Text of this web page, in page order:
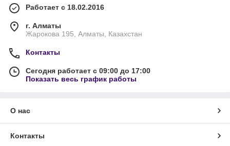
Работает с 18.02.2016
г. Алматы
Жарокова 195, Алматы, Казахстан
Контакты
Сегодня работает с 09:00 до 17:00
Показать весь график работы
О нас
Контакты